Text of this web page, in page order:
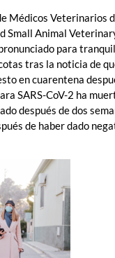
Médicos Veterinarios
Small Animal
para
tras la noticia de
en cuarentena
SARS-CoV-2 ha
después de dos
de haber dado